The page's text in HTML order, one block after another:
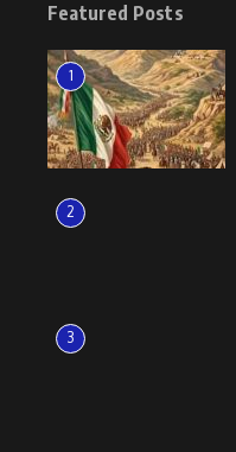
Featured Posts
1
2
3